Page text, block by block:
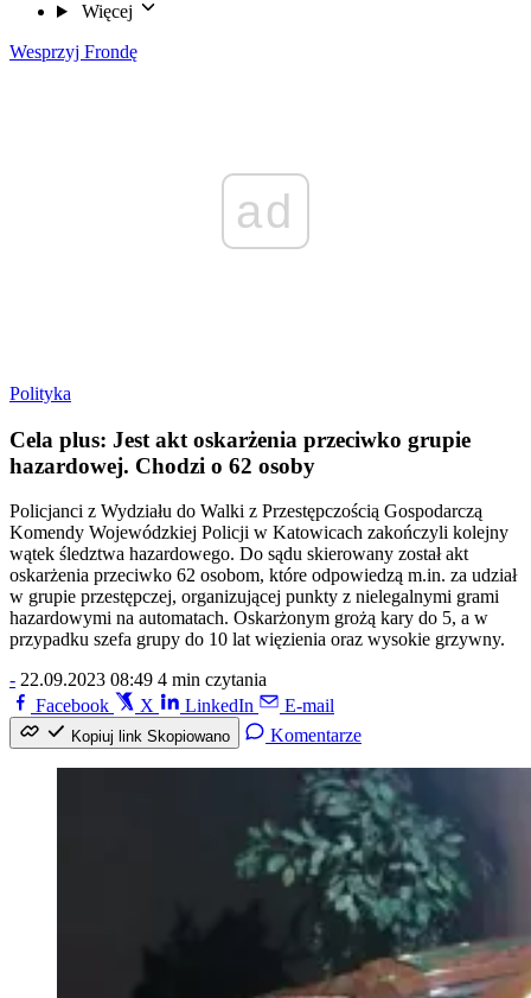
Więcej
Wesprzyj Frondę
ad
Polityka
Cela plus: Jest akt oskarżenia przeciwko grupie
hazardowej. Chodzi o 62 osoby
Policjanci z Wydziału do Walki z Przestępczością Gospodarczą
Komendy Wojewódzkiej Policji w Katowicach zakończyli kolejny
wątek śledztwa hazardowego. Do sądu skierowany został akt
oskarżenia przeciwko 62 osobom, które odpowiedzą m.in. za udział
w grupie przestępczej, organizującej punkty z nielegalnymi grami
hazardowymi na automatach. Oskarżonym grożą kary do 5, a w
przypadku szefa grupy do 10 lat więzienia oraz wysokie grzywny.
- 22.09.2023 08:49 4 min czytania
Facebook
X LinkedIn E-mail
Kopiuj link Skopiowano Komentarze